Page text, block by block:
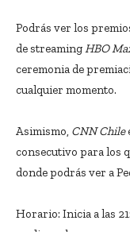
Podrás ver los
de streamingHBO
ceremonia de
cualquier momento.
Asimismo, CNN Chile
consecutivo para los
donde podrás ver a
Horario: Inicia a las